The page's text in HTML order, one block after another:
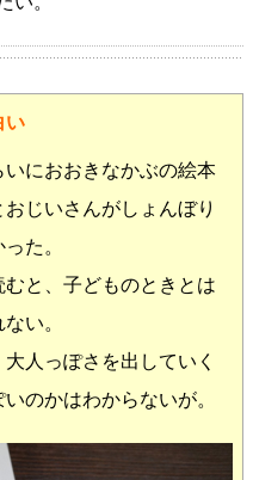
い
におおきなかぶの絵本
じいさんがしょんぼり
た。
と、子どものときとは
い。
人っぽさを出していく
のかはわからないが。